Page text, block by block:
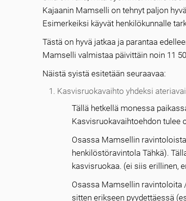
Kajaanin Mamselli on tehnyt paljon
Esimerkeiksi käyvät henkilökunnalle
Tästä on hyvä jatkaa ja parantaa
Mamselli valmistaa päivittäin noin 11
Näistä syistä esitetään seuraavaa:
Kasvisruokavaihto yhdeksi
Tällä hetkellä monessa
Kasvisruokavaihtoehdon tulee
Osassa Mamsellin
henkilöstöravintola Tähkä).
kasvisruokaa. (ei siis erillinen,
Osassa Mamsellin ravintoloita
sitten erikseen pyydettäessä